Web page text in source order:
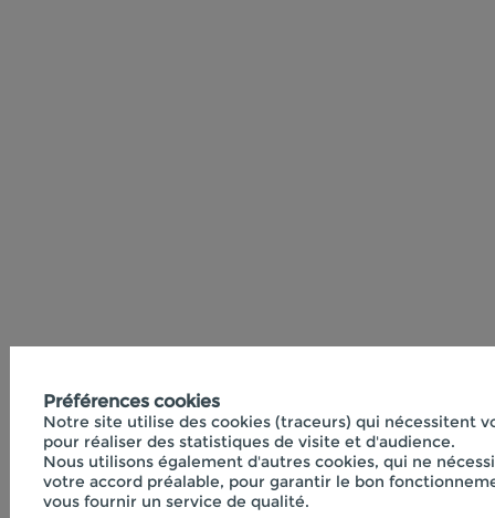
Préférences cookies
Notre site utilise des cookies (traceurs) qui nécessitent
pour réaliser des statistiques de visite et d'audience.
Nous utilisons également d'autres cookies, qui ne
votre accord préalable, pour garantir le bon
vous fournir un service de qualité.